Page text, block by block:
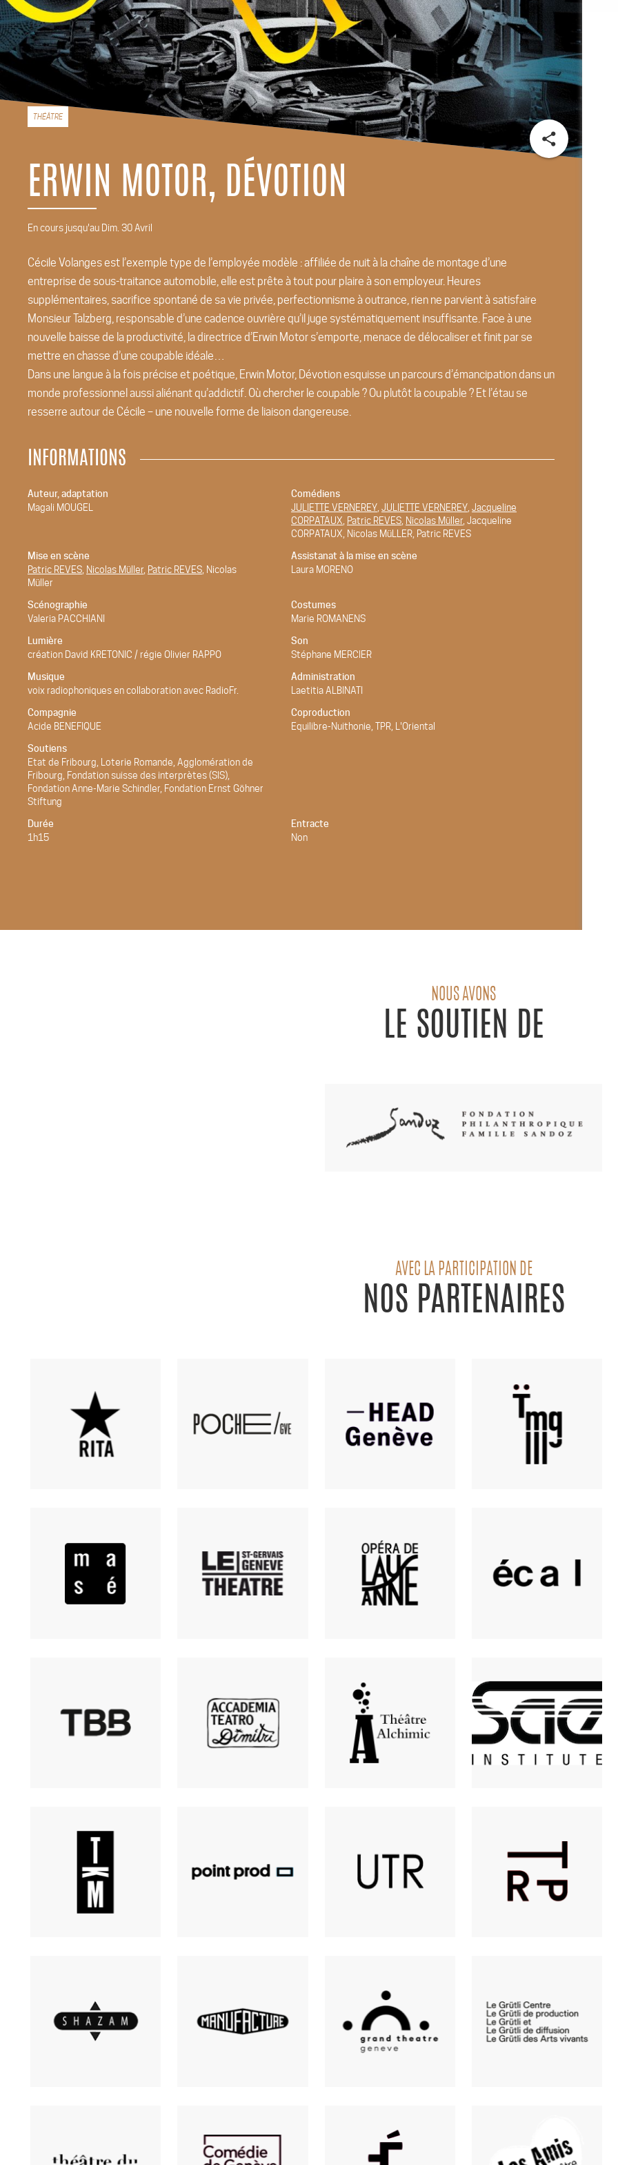
THÉÂTRE
share
ERWIN MOTOR, DÉVOTION
En cours jusqu'au Dim. 30 Avril
Cécile Volanges est l’exemple type de l’employée modèle : affiliée de nuit à la chaîne de montage d’une
entreprise de sous-traitance automobile, elle est prête à tout pour plaire à son employeur. Heures
supplémentaires, sacrifice spontané de sa vie privée, perfectionnisme à outrance, rien ne parvient à satisfaire
Monsieur Talzberg, responsable d’une cadence ouvrière qu’il juge systématiquement insuffisante. Face à une
nouvelle baisse de la productivité, la directrice d’Erwin Motor s’emporte, menace de délocaliser et finit par se
mettre en chasse d’une coupable idéale…
Dans une langue à la fois précise et poétique, Erwin Motor, Dévotion esquisse un parcours d’émancipation dans un
monde professionnel aussi aliénant qu’addictif. Où chercher le coupable ? Ou plutôt la coupable ? Et l’étau se
resserre autour de Cécile – une nouvelle forme de liaison dangereuse.
INFORMATIONS
Auteur, adaptation
Magali MOUGEL
Comédiens
JULIETTE VERNEREY JULIETTE VERNEREY Jacqueline
CORPATAUX Patric REVES Nicolas Müller , Jacqueline
CORPATAUX, Nicolas MüLLER, Patric REVES
Mise en scène
Patric REVES Nicolas Müller Patric REVES , Nicolas
Müller
Assistanat à la mise en scène
Laura MORENO
Scénographie
Valeria PACCHIANI
Costumes
Marie ROMANENS
Lumière
création David KRETONIC / régie Olivier RAPPO
Son
Stéphane MERCIER
Musique
voix radiophoniques en collaboration avec RadioFr.
Administration
Laetitia ALBINATI
Compagnie
Acide BENEFIQUE
Coproduction
Equilibre-Nuithonie, TPR, L'Oriental
Soutiens
Etat de Fribourg, Loterie Romande, Agglomération de
Fribourg, Fondation suisse des interprètes (SIS),
Fondation Anne-Marie Schindler, Fondation Ernst Göhner
Stiftung
Durée
1h15
Entracte
Non
NOUS AVONS
LE SOUTIEN DE
AVEC LA PARTICIPATION DE
NOS PARTENAIRES